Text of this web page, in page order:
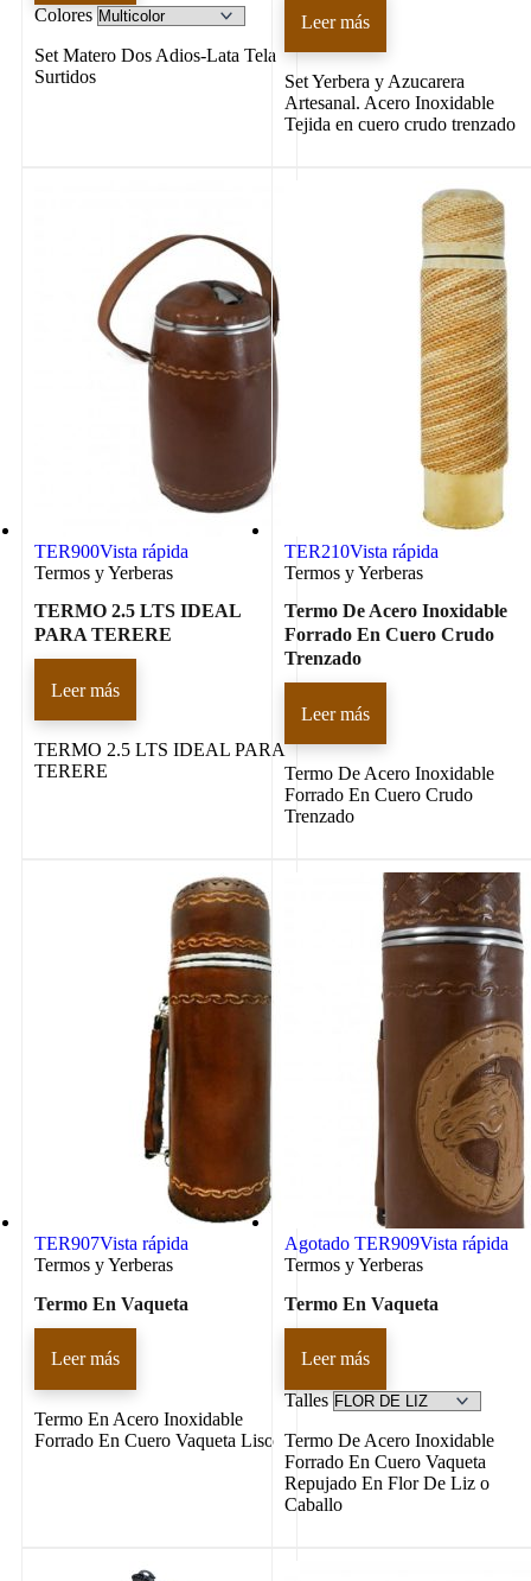
Colores
Set Matero Dos Adios-Lata Tela
Surtidos
Leer más
Set Yerbera y Azucarera
Artesanal. Acero Inoxidable
Tejida en cuero crudo trenzado
TER900Vista rápida
Termos y Yerberas
TERMO 2.5 LTS IDEAL
PARA TERERE
Leer más
TERMO 2.5 LTS IDEAL PARA
TERERE
TER210Vista rápida
Termos y Yerberas
Termo De Acero Inoxidable
Forrado En Cuero Crudo
Trenzado
Leer más
Termo De Acero Inoxidable
Forrado En Cuero Crudo
Trenzado
TER907Vista rápida
Termos y Yerberas
Termo En Vaqueta
Leer más
Termo En Acero Inoxidable
Forrado En Cuero Vaqueta Liso
Agotado TER909Vista rápida
Termos y Yerberas
Termo En Vaqueta
Leer más
Talles
Termo De Acero Inoxidable
Forrado En Cuero Vaqueta
Repujado En Flor De Liz o
Caballo